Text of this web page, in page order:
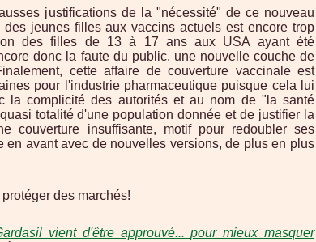
justifications de la "nécessité" de ce nouveau
jeunes filles aux vaccins actuels est encore trop
des filles de 13 à 17 ans aux USA ayant été
donc la faute du public, une nouvelle couche de
cette affaire de couverture vaccinale est
pour l'industrie pharmaceutique puisque cela lui
la complicité des autorités et au nom de "la santé
totalité d'une population donnée et de justifier la
couverture insuffisante, motif pour redoubler ses
en avant avec de nouvelles versions, de plus en plus
des marchés!
vient d'être approuvé... pour mieux masquer